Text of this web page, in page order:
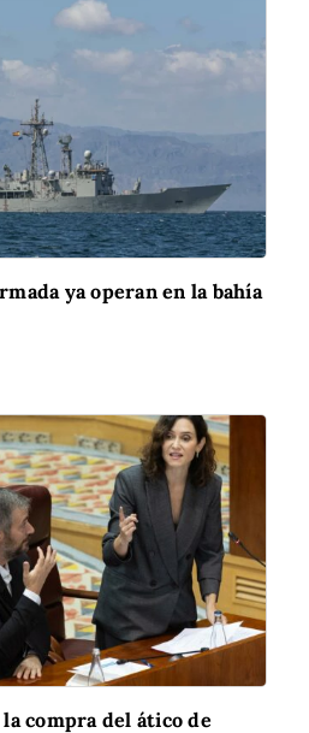
ya operan en la bahía
compra del ático de